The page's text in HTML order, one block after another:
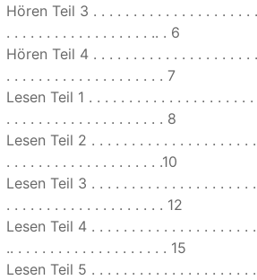
Hören Teil 3 . . . . . . . . . . . . . . . . . . . .
. . . . . . . . . . . . . . . . . . .. . 6
Hören Teil 4 . . . . . . . . . . . . . . . . . . . .
. . . . . . . . . . . . . . . . . . . . 7
Lesen Teil 1 . . . . . . . . . . . . . . . . . . . .
. . . . . . . . . . . . . . . . . . . . 8
Lesen Teil 2 . . . . . . . . . . . . . . . . . . . .
. . . . . . . . . . . . . . . . . . . .10
Lesen Teil 3 . . . . . . . . . . . . . . . . . . . .
. . . . . . . . . . . . . . . . . . . . 12
Lesen Teil 4 . . . . . . . . . . . . . . . . . . . .
.. . . . . . . . . . . . . . . . . . . . 15
Lesen Teil 5 . . . . . . . . . . . . . . . . . . . .